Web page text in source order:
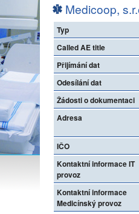
Medicoop,
Typ
Called AE title
Přijímání dat
Odesílání dat
Žádosti o dokumentaci
Adresa
IČO
Kontaktní informace IT
provoz
Kontaktní informace
Medicínský provoz